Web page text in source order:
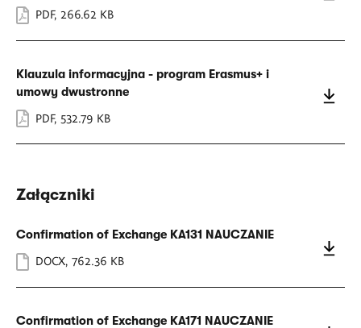
PDF, 266.62 KB
Klauzula informacyjna - program Erasmus+ i
umowy dwustronne
PDF, 532.79 KB
Załączniki
Confirmation of Exchange KA131 NAUCZANIE
DOCX, 762.36 KB
Confirmation of Exchange KA171 NAUCZANIE